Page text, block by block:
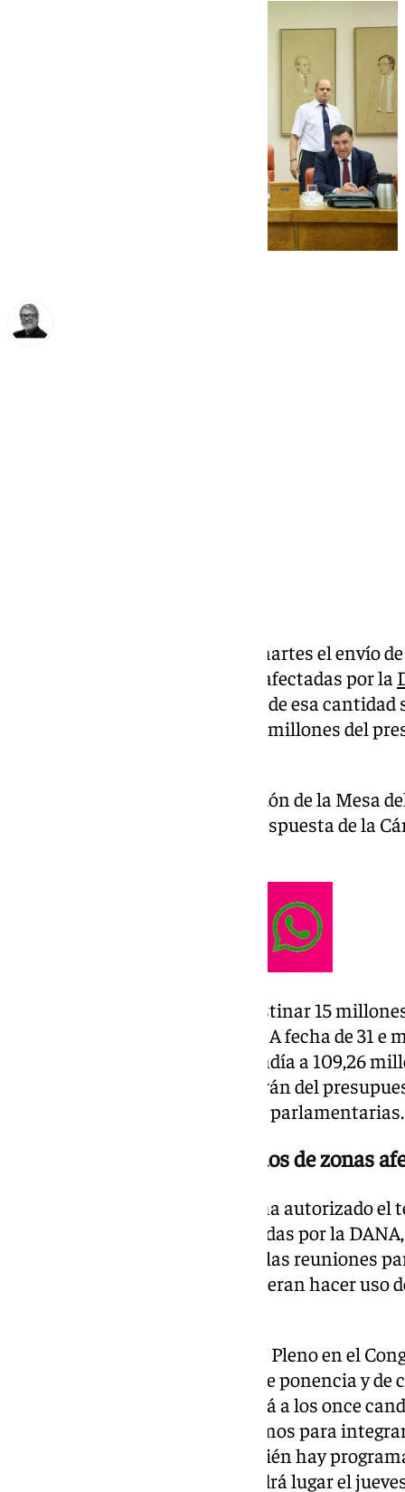
El Congreso ha aprobado este martes el envío
ayudas directas a las personas afectadas por la
provincia de Valencia. La mitad de esa
de la Cámara Baja y los otros 15 millones del
Así se ha acordado en una reunión de la Mesa
específicamente a estudiar la respuesta de la
En concreto, se ha acordado destinar 15
ayudas directas a los afectados. A fecha de 31 e
remanentes del Congreso ascendía a 109,26
el envío de 15 millones que saldrán del
según han especificado fuentes parlamentarias.
Teletrabajo para los diputados de zonas
Además, la Mesa del Congreso ha autorizado
las zonas especialmente afectadas por la
intervenir telemáticamente en las reuniones
su voto a distancia. Quienes quieran hacer uso
Esta semana no hay convocado Pleno en el
reunión de algunas reuniones de ponencia y
martes y el miércoles examinará a los once
Sumar, ERC, Junts, PNV y Podemos para
Administración de RTVE. También hay
la Junta de Portavoces, que tendrá lugar el